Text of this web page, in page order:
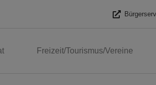
Freizeit/Tourismus/Vereine